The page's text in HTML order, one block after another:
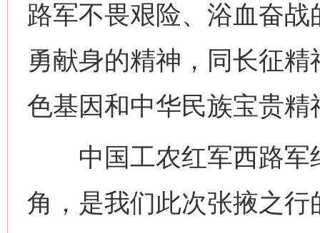
路军不畏艰险、浴血奋
勇献身的精神，同长征
色基因和中华民族宝贵精
中国工农红军西路军
角，是我们此次张掖之